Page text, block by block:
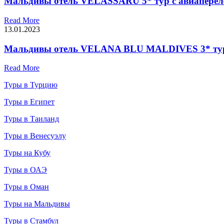
Read More
13.01.2023
Мальдивы отель VELANA BLU MALDIVES 3*
Read More
Туры в Турцию
Туры в Египет
Туры в Таиланд
Туры в Венесуэлу
Туры на Кубу
Туры в ОАЭ
Туры в Оман
Туры на Мальдивы
Туры в Стамбул